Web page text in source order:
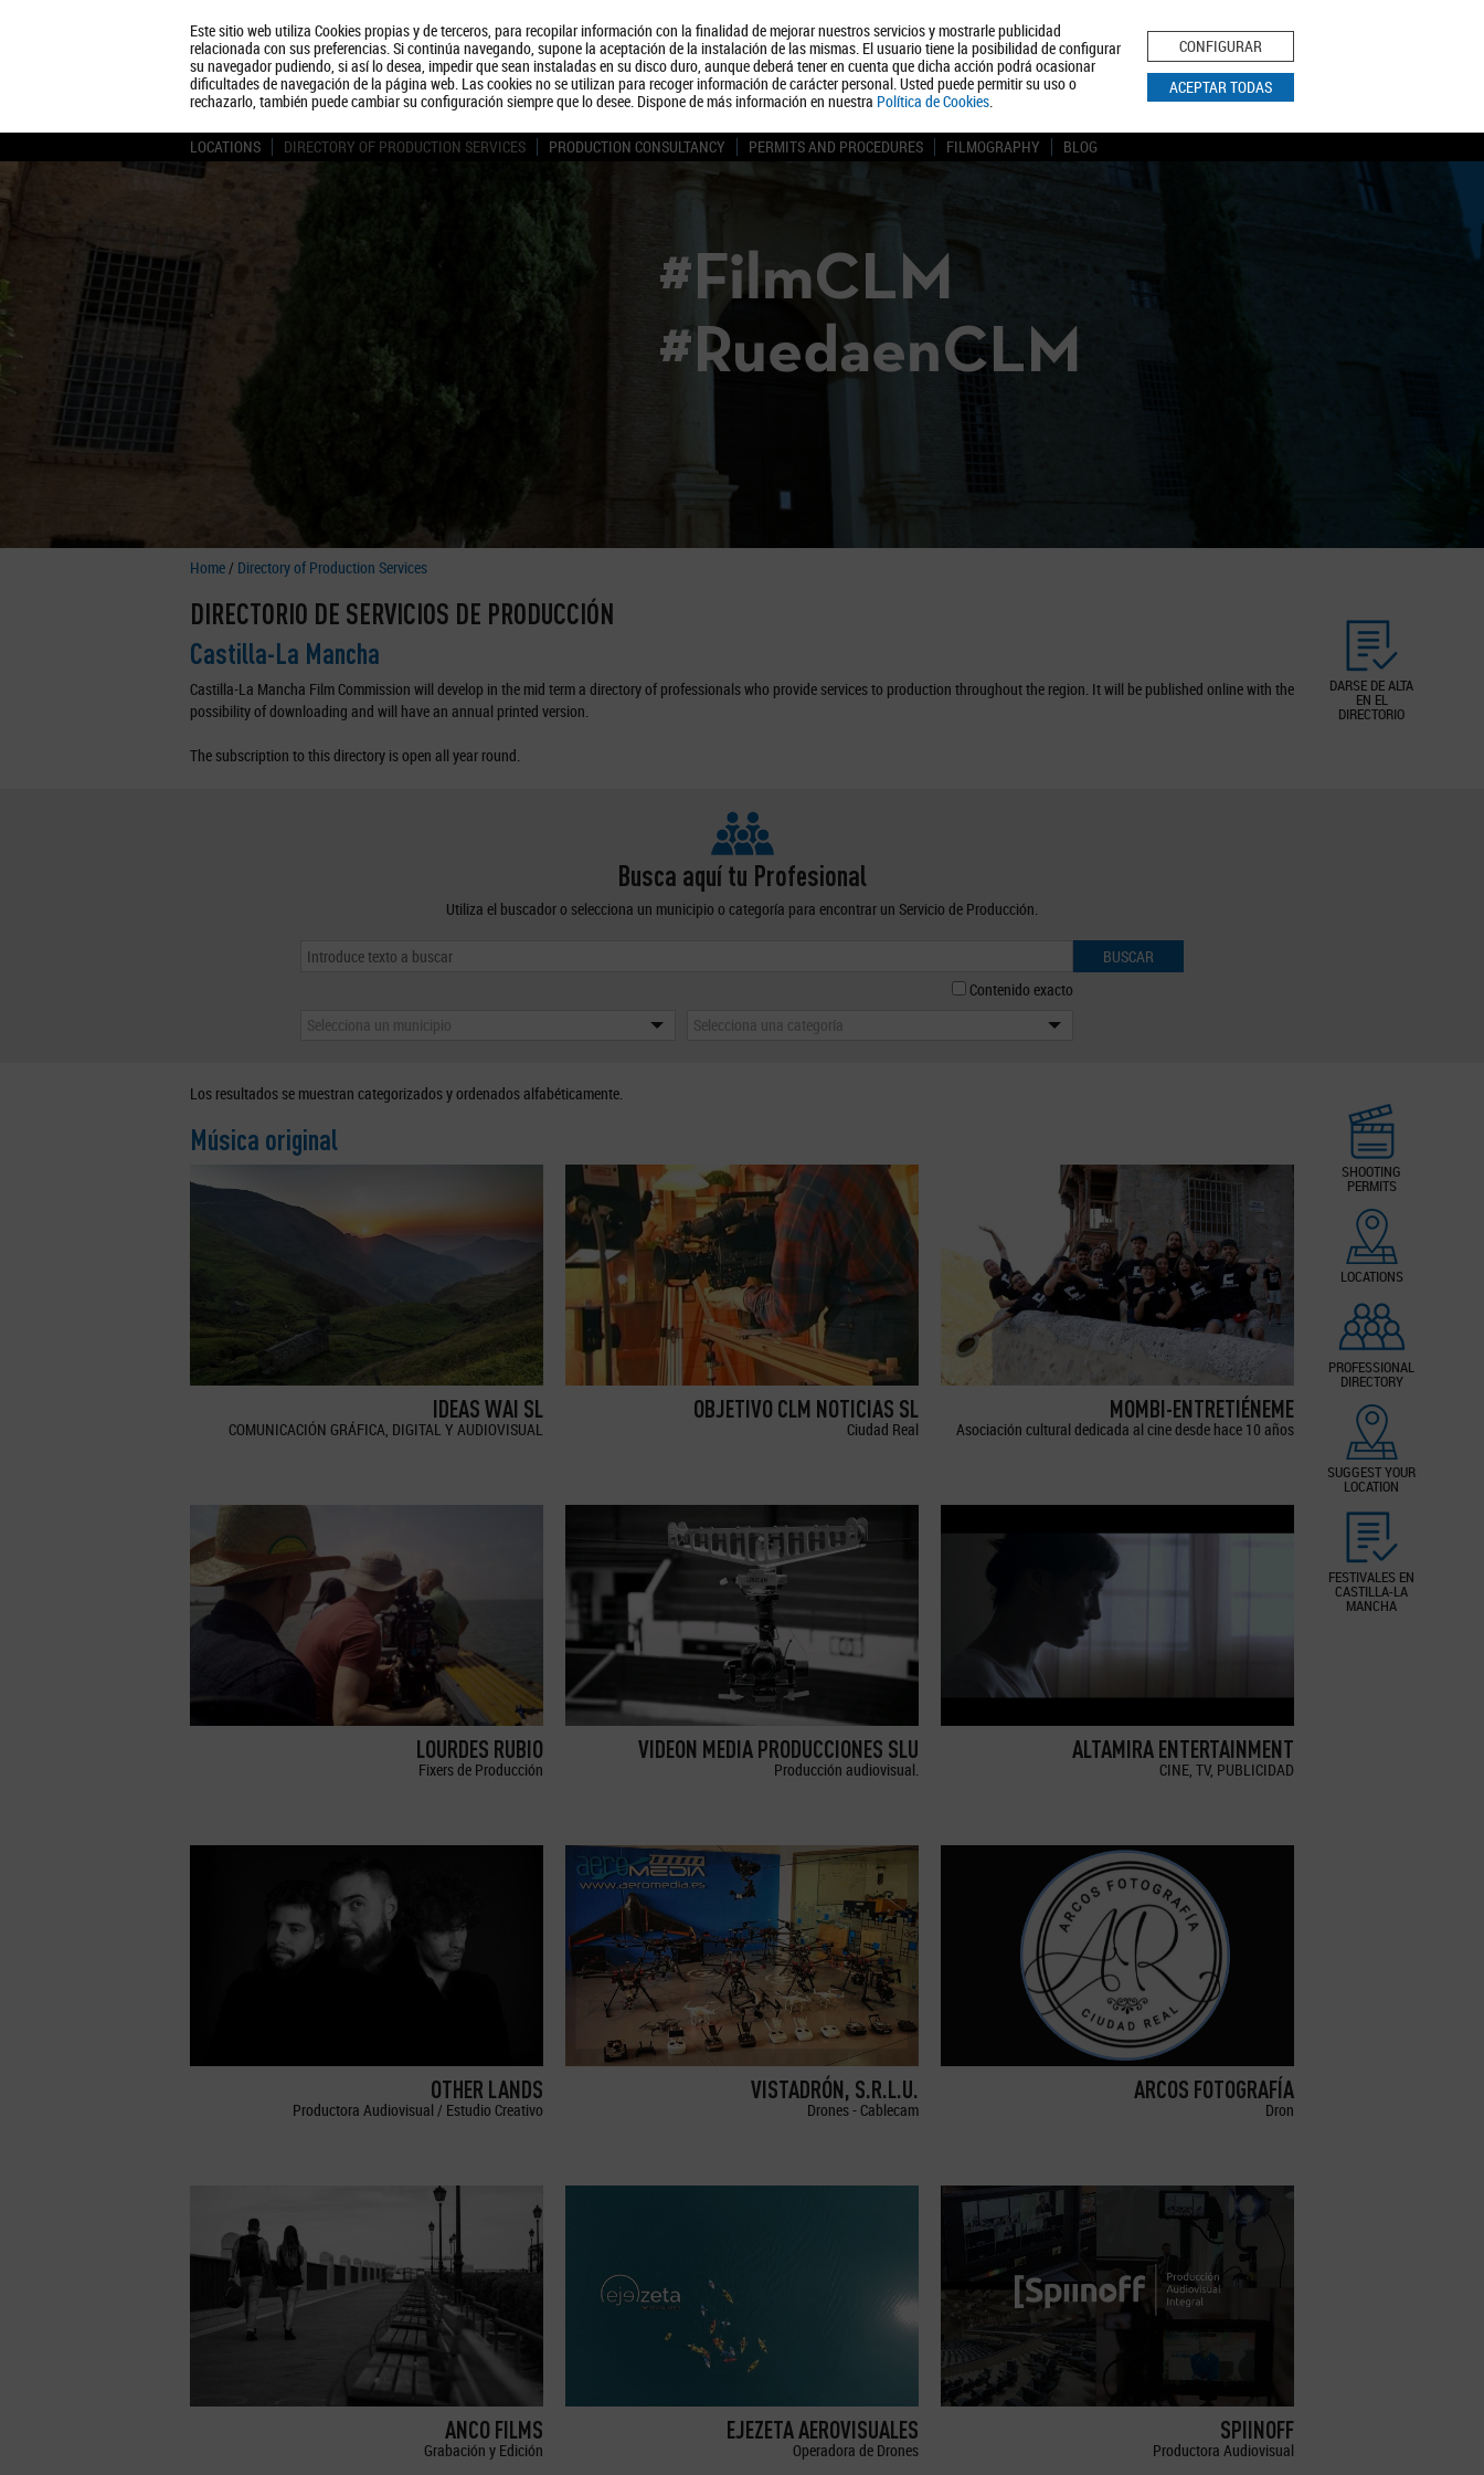
Este sitio web utiliza Cookies propias y de terceros, para recopilar información con la finalidad de mejorar nuestros servicios y mostrarle publicidad
relacionada con sus preferencias. Si continúa navegando, supone la aceptación de la instalación de las mismas. El usuario tiene la posibilidad de configurar
su navegador pudiendo, si así lo desea, impedir que sean instaladas en su disco duro, aunque deberá tener en cuenta que dicha acción podrá ocasionar
dificultades de navegación de la página web. Las cookies no se utilizan para recoger información de carácter personal. Usted puede permitir su uso o
rechazarlo, también puede cambiar su configuración siempre que lo desee. Dispone de más información en nuestra Política de Cookies.
CONFIGURAR
ACEPTAR TODAS
About us Tourism Política de Privacidad Aviso Legal Política de Cookies
BUSCAR
LOCATIONS DIRECTORY OF PRODUCTION SERVICES PRODUCTION CONSULTANCY PERMITS AND PROCEDURES FILMOGRAPHY BLOG
#FilmCLM
#RuedaenCLM
Home/ Directory of Production Services
DARSE DE ALTA
EN EL
DIRECTORIO
DIRECTORIO DE SERVICIOS DE PRODUCCIÓN
Castilla-La Mancha
Castilla-La Mancha Film Commission will develop in the mid term a directory of professionals who provide services to production throughout the region. It will be published online with the
possibility of downloading and will have an annual printed version.
The subscription to this directory is open all year round.
Busca aquí tu Profesional
Utiliza el buscador o selecciona un municipio o categoría para encontrar un Servicio de Producción.
BUSCAR
Contenido exacto
Selecciona un municipio
Selecciona una categoría
SHOOTING
PERMITS
LOCATIONS
PROFESSIONAL
DIRECTORY
SUGGEST YOUR
LOCATION
FESTIVALES EN
CASTILLA-LA
MANCHA
Los resultados se muestran categorizados y ordenados alfabéticamente.
Música original
IDEAS WAI SL
COMUNICACIÓN GRÁFICA, DIGITAL Y AUDIOVISUAL
OBJETIVO CLM NOTICIAS SL
Ciudad Real
MOMBI-ENTRETIÉNEME
Asociación cultural dedicada al cine desde hace 10 años
LOURDES RUBIO
Fixers de Producción
VIDEON MEDIA PRODUCCIONES SLU
Producción audiovisual.
ALTAMIRA ENTERTAINMENT
CINE, TV, PUBLICIDAD
OTHER LANDS
Productora Audiovisual / Estudio Creativo
VISTADRÓN, S.R.L.U.
Drones - Cablecam
ARCOS FOTOGRAFÍA
Dron
ANCO FILMS
Grabación y Edición
EJEZETA AEROVISUALES
Operadora de Drones
SPIINOFF
Productora Audiovisual